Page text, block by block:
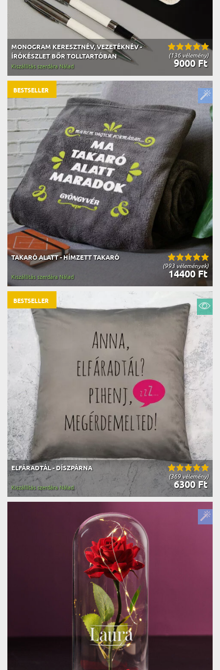
(136 vélemény)
MONOGRAM KERESZTNÉV, VEZETÉKNÉV -
ÍRÓKÉSZLET BŐR TOLLTARTÓBAN
9000 Ft
Kiszállítás szerdára Nálad
(993 vélemények)
TAKARÓ ALATT - HÍMZETT TAKARÓ
14400 Ft
Kiszállítás szerdára Nálad
BESTSELLER
(369 vélemény)
ELFÁRADTÁL - DÍSZPÁRNA
6300 Ft
Kiszállítás szerdára Nálad
BESTSELLER